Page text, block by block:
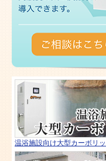
温浴施設向け大型カーボリ